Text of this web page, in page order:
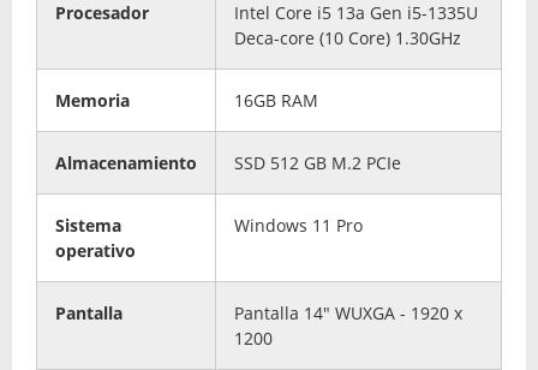
Procesador
Intel Core i5 13a Gen i5-1335U
Deca-core (10 Core) 1.30GHz
Memoria 16GB RAM
Almacenamiento SSD 512 GB M.2 PCIe
Sistema
operativo
Windows 11 Pro
Pantalla
Pantalla 14" WUXGA - 1920 x
1200